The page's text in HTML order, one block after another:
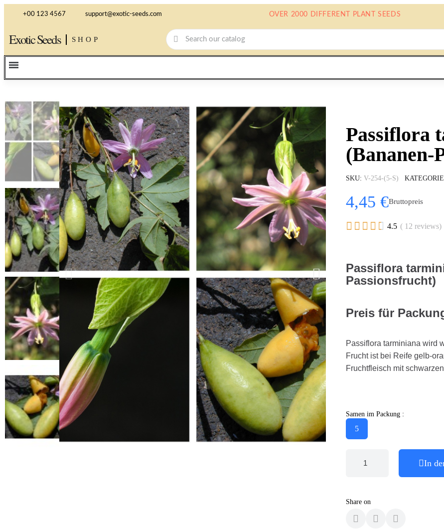
+00 123 4567 support@exotic-seeds.com OVER 2000 DIFFERENT PLANT SEEDS
Exotic Seeds SHOP
Passiflora
(Bananen-
SKU V-254-(5-S) KATEGORIE
4,45 €Bruttopreis
     4.5 ( 12 reviews)
Passiflora
Passionsfrucht)
Preis für
Passiflora tarminiana wird
Frucht ist bei Reife gelb-
Fruchtfleisch mit
Samen im Packung :
5
In
Share on